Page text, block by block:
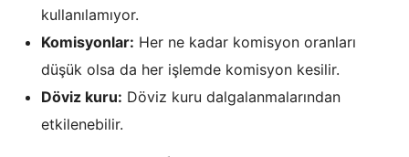
kullanılamıyor.
Komisyonlar: Her ne kadar komisyon oranları
düşük olsa da her işlemde komisyon kesilir.
Döviz kuru: Döviz kuru dalgalanmalarından
etkilenebilir.